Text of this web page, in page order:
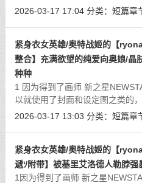
性癖漫画【这篇很推荐去看看】
2026-03-17 17:04 分类： 短篇章
紧身衣女英雄/奥特战姬的【
整合】充满欲望的纯爱向奥娘/晶
种种
1 因为得到了画师 新之星
以就使用了封面和设定图之类的
他主页/b站看看！illust/
2026-03-17 13:03 分类： 短篇章
紧身衣女英雄/奥特战姬的【
遞ｿ附带】被基里艾洛德人勒脖强
1因为得到了画师 新之星